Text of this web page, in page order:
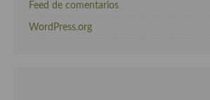
Feed de comentarios
WordPress.org